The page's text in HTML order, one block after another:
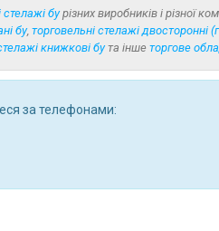
стелажі бурізних виробників і різної
бу, торговельні стелажі двосторонні
книжкові бута інше торгове
за телефонами: